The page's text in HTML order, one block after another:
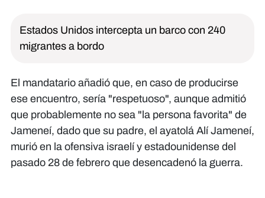
Estados Unidos intercepta un barco con 240
migrantes a bordo
El mandatario añadió que, en caso de producirse
ese encuentro, sería "respetuoso", aunque admitió
que probablemente no sea "la persona favorita" de
Jameneí, dado que su padre, el ayatolá Alí Jameneí,
murió en la ofensiva israelí y estadounidense del
pasado 28 de febrero que desencadenó la guerra.